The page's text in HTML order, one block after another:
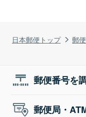
日本郵便トップ 郵
郵便番号を
郵便局・